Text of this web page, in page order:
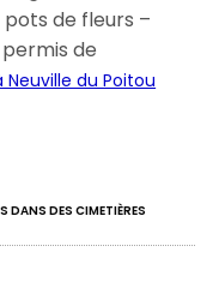
de fleurs –
de
du Poitou
DANS DES CIMETIÈRES